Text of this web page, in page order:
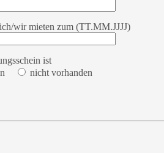
wir mieten zum (TT.MM.JJJJ)
ist
nicht vorhanden